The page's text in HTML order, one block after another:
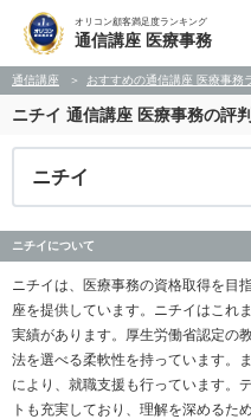
オリコン顧客満足度ランキング
通信講座 医療事務
通信講座 おすすめの通信講座 医療事務
ニチイ 通信講座 医療事務の評
ニチイ
ニチイについて
ニチイは、医療事務の資格取得を目
座を提供しています。ニチイはこれ
実績があります。厚生労働省認定の
法を選べる柔軟性を持っています。
により、就職支援も行っています。
トも充実しており、理解を深めるた